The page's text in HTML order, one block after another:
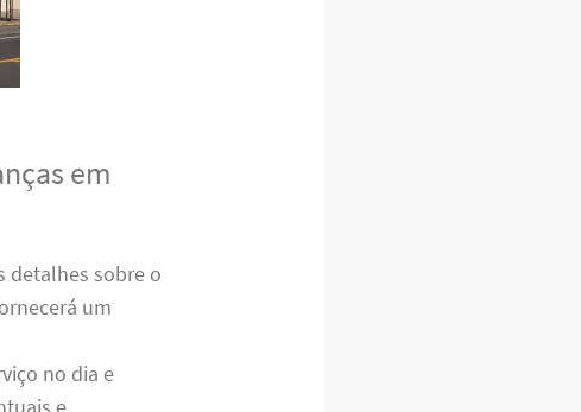
em
detalhes sobre o
um
no dia e
e